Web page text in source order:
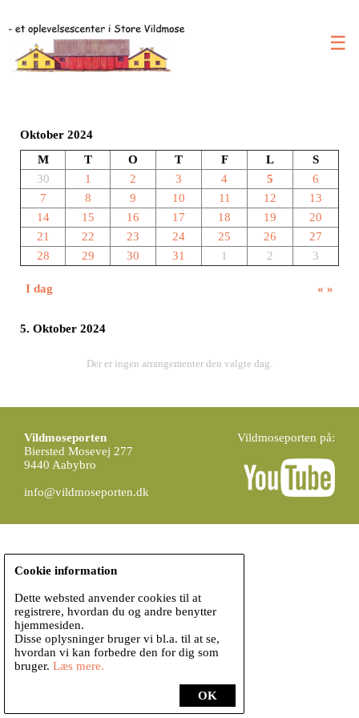
☰
Oktober 2024
M
T O T F L
S
30
1 2 3 4 5
6
7
8 9 10 11 12
13
14
15 16 17 18 19
20
21
22 23 24 25 26
27
28
29 30 31 1 2 3
I dag « »
5. Oktober 2024
Der er ingen arrangementer den valgte dag.
Vildmoseporten
Biersted Mosevej 277
9440 Aabybro
info@vildmoseporten.dk
Vildmoseporten på:
OK
Cookie information
Dette websted anvender cookies til at
registrere, hvordan du og andre benytter
hjemmesiden.
Disse oplysninger bruger vi bl.a. til at se,
hvordan vi kan forbedre den for dig som
bruger. Læs mere.